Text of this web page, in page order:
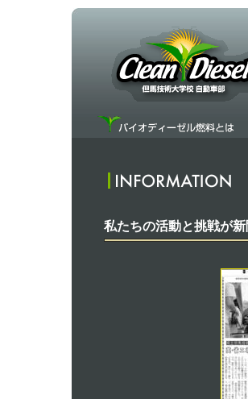
私たちの活動と挑戦が